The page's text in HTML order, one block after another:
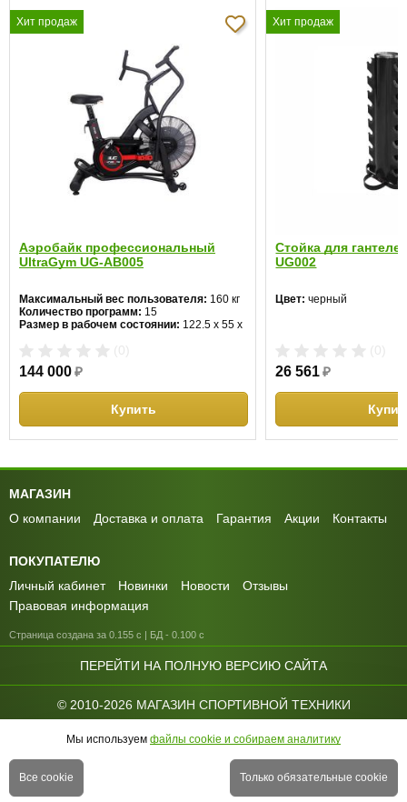
Купить сейчас В корзину
Хит продаж
Аэробайк профессиональный
UltraGym UG-AB005
Максимальный вес пользователя: 160 кг
Количество программ: 15
Размер в рабочем состоянии: 122.5 х 55 х
144 000₽
Купить
Хит продаж
Стойка для
UG002
Цвет: черный
26 561 ₽
МАГАЗИН
О компании
Доставка и оплата Гарантия Акции Контакты
ПОКУПАТЕЛЮ
Личный кабинет
Новинки Новости
Отзывы
Правовая информация
Страница создана за 0.155 с | БД - 0.100 с
ПЕРЕЙТИ НА ПОЛНУЮ ВЕРСИЮ САЙТА
© 2010-2026 МАГАЗИН СПОРТИВНОЙ ТЕХНИКИ
Мы используем файлы cookie и собираем аналитику
Все cookie Только обязательные cookie